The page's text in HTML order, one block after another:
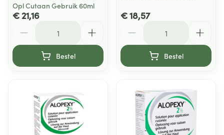
Opl Cutaan Gebruik 60ml
€ 21,16
Bestel
€ 18,57
Bestel